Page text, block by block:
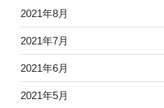
2021年8月
2021年7月
2021年6月
2021年5月